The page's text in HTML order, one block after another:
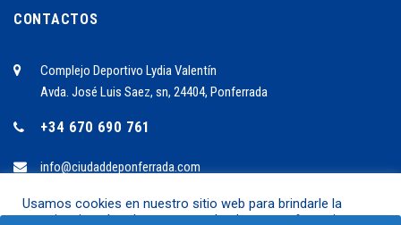
CONTACTOS
Complejo Deportivo Lydia Valentín
Avda. José Luis Saez, sn, 24404, Ponferrada
+34 670 690 761
info@ciudaddeponferrada.com
Usamos cookies en nuestro sitio web para brindarle la
experiencia más relevante recordando sus preferencias y